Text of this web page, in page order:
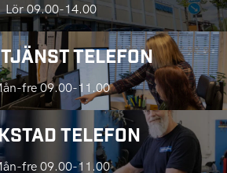
Lör 09.00-14.00
TELEFON
fre 09.00-11.00
TELEFON
fre 09.00-11.00